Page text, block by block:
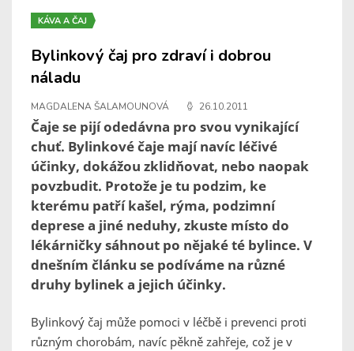
KÁVA A ČAJ
Bylinkový čaj pro zdraví i dobrou
náladu
MAGDALENA ŠALAMOUNOVÁ 26.10.2011
Čaje se pijí odedávna pro svou vynikající
chuť. Bylinkové čaje mají navíc léčivé
účinky, dokážou zklidňovat, nebo naopak
povzbudit. Protože je tu podzim, ke
kterému patří kašel, rýma, podzimní
deprese a jiné neduhy, zkuste místo do
lékárničky sáhnout po nějaké té bylince. V
dnešním článku se podíváme na různé
druhy bylinek a jejich účinky.
Bylinkový čaj může pomoci v léčbě i prevenci proti
různým chorobám, navíc pěkně zahřeje, což je v